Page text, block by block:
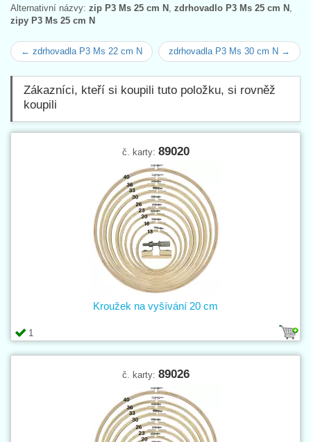
Alternativní názvy: zip P3 Ms 25 cm N zdrhovadlo P3 Ms 25 cm N
zipy P3 Ms 25 cm N
← zdrhovadla P3 Ms 22 cm N zdrhovadla P3 Ms 30 cm N →
Zákazníci, kteří si koupili tuto položku, si rovněž
koupili
č. karty: 89020
1
Kroužek na vyšívání 20 cm
č. karty: 89026